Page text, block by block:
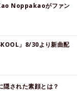
Noppakaoがファン
」8/30より新曲配
隠された素顔とは？